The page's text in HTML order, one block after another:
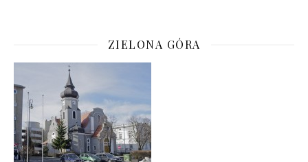
ZIELONA GÓRA